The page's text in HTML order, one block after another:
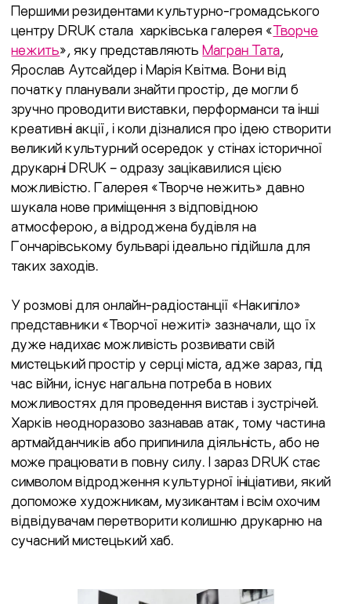
Першими резидентами культурно-громадського
центру DRUK стала харківська галерея «Творче
нежить», яку представляютьМагран Тата,
Ярослав Аутсайдер і Марія Квітма. Вони від
початку планували знайти простір, де могли б
зручно проводити виставки, перформанси та інші
креативні акції, і коли дізналися про ідею створити
великий культурний осередок у стінах історичної
друкарні DRUK – одразу зацікавилися цією
можливістю. Галерея «Творче нежить» давно
шукала нове приміщення з відповідною
атмосферою, а відроджена будівля на
Гончарівському бульварі ідеально підійшла для
таких заходів.
У розмові для онлайн-радіостанції «Накипіло»
представники «Творчої нежиті» зазначали, що їх
дуже надихає можливість розвивати свій
мистецький простір у серці міста, адже зараз, під
час війни, існує нагальна потреба в нових
можливостях для проведення вистав і зустрічей.
Харків неодноразово зазнавав атак, тому частина
артмайданчиків або припинила діяльність, або не
може працювати в повну силу. І зараз DRUK стає
символом відродження культурної ініціативи, який
допоможе художникам, музикантам і всім охочим
відвідувачам перетворити колишню друкарню на
сучасний мистецький хаб.